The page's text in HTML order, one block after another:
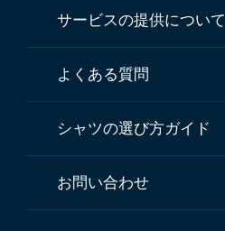
サービスの提供について
よくある質問
シャツの選び方ガイド
お問い合わせ